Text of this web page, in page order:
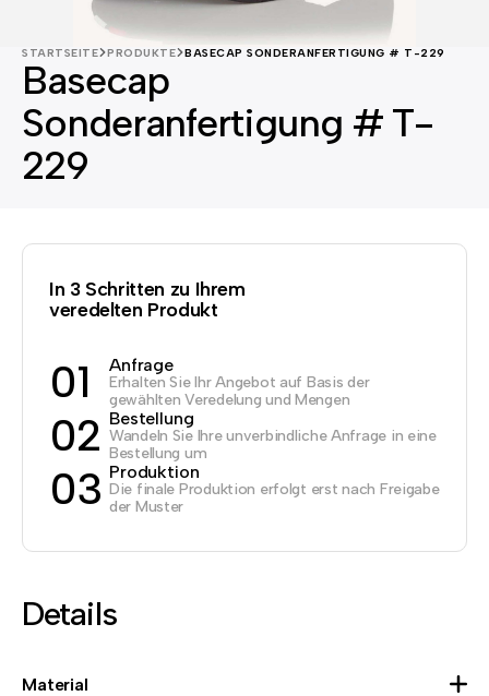
STARTSEITE PRODUKTE BASECAP SONDERANFERTIGUNG # T-229
Basecap
Sonderanfertigung # T-
229
In 3 Schritten zu Ihrem
veredelten Produkt
01 Anfrage
Erhalten Sie Ihr Angebot auf Basis der
gewählten Veredelung und Mengen
02 Bestellung
Wandeln Sie Ihre unverbindliche Anfrage in eine
Bestellung um
03 Produktion
Die finale Produktion erfolgt erst nach Freigabe
der Muster
Details
Material